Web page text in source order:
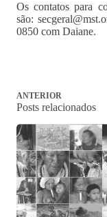
Os contatos para
são:
0850 com Daiane.
ANTERIOR
Posts relacionados